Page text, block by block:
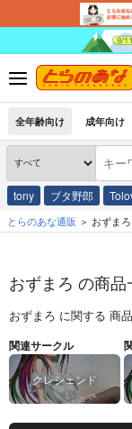
全年齢向け 成年向け
tony ブタ野郎
とらのあな通販 おずまろ
おずまろ の商品
おずまろ に関する 商品
関連サークル
クレシェンド